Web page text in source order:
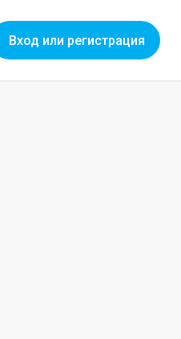
Вход или регистрация